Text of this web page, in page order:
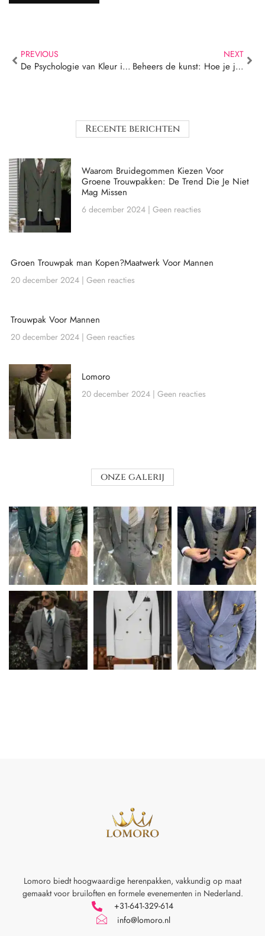
PREVIOUS
De Psychologie van Kleur in Herenpakken: Wat Jouw Pak Over Jou Zegt
NEXT
Beheers de kunst: Hoe je je smoking kunt accessorizen voor formele evenementen
Recente berichten
Waarom Bruidegommen Kiezen Voor
Groene Trouwpakken: De Trend Die Je Niet
Mag Missen
6 december 2024 Geen reacties
Groen Trouwpak man Kopen?Maatwerk Voor Mannen
20 december 2024 Geen reacties
Trouwpak Voor Mannen
20 december 2024 Geen reacties
Lomoro
20 december 2024 Geen reacties
onze galerij
Lomoro biedt hoogwaardige herenpakken, vakkundig op maat
gemaakt voor bruiloften en formele evenementen in Nederland.
+31-641-329-614
info@lomoro.nl